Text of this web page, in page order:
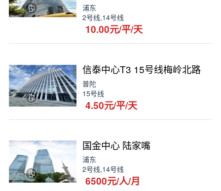
浦东
2号线,14号线
10.00元/平/天
信泰中心T3 15号线梅岭北路
普陀
15号线
4.50元/平/天
国金中心 陆家嘴
浦东
2号线,14号线
6500元/人/月